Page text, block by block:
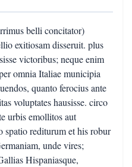
belli concitator)
exitiosam disseruit. plus
victoribus; neque enim
omnia Italiae municipia
quanto ferocius ante
voluptates hausisse. circo
urbis emollitos aut
spatio rediturum et his robur
unde vires;
Hispaniasque,